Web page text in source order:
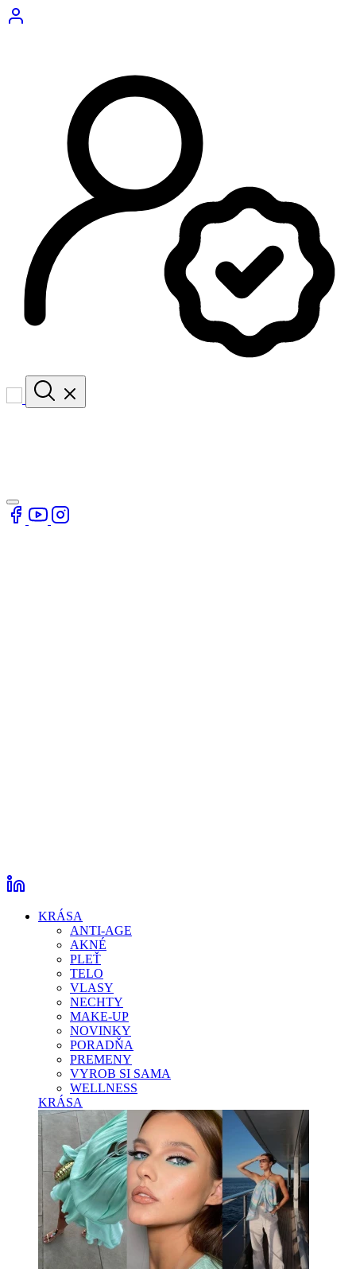
KRÁSA
ANTI-AGE
AKNÉ
PLEŤ
TELO
VLASY
NECHTY
MAKE-UP
NOVINKY
PORADŇA
PREMENY
VYROB SI SAMA
WELLNESS
KRÁSA